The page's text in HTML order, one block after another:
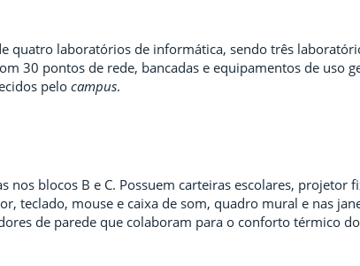
quatro laboratórios de informática, sendo três
30 pontos de rede, bancadas e equipamentos de uso
pelo campus.
nos blocos B e C. Possuem carteiras escolares,
teclado, mouse e caixa de som, quadro mural e nas
de parede que colaboram para o conforto térmico